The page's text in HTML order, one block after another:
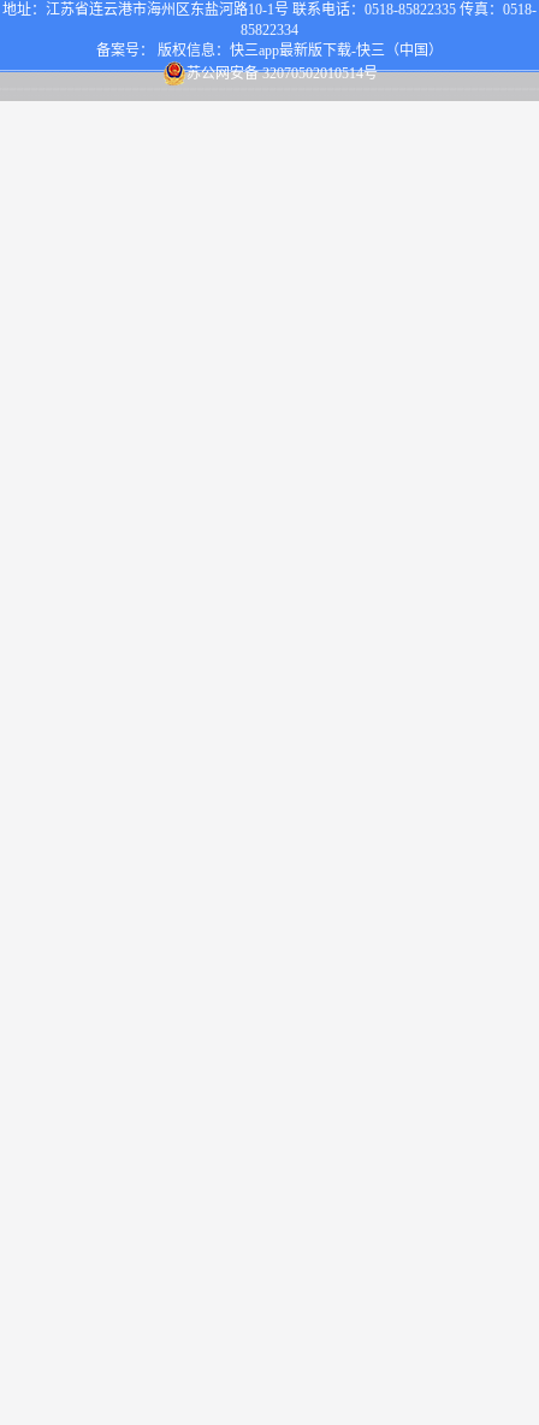
地址：江苏省连云港市海州区东盐河路10-1号 联系电话：0518-85822335 传真：0518-
85822334
备案号： 版权信息：快三app最新版下载-快三（中国）
苏公网安备 32070502010514号